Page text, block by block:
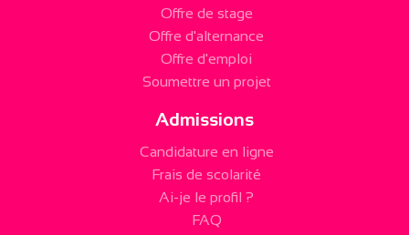
Offre de stage
Offre d'alternance
Offre d'emploi
Soumettre un projet
Admissions
Candidature en ligne
Frais de scolarité
Ai-je le profil ?
FAQ